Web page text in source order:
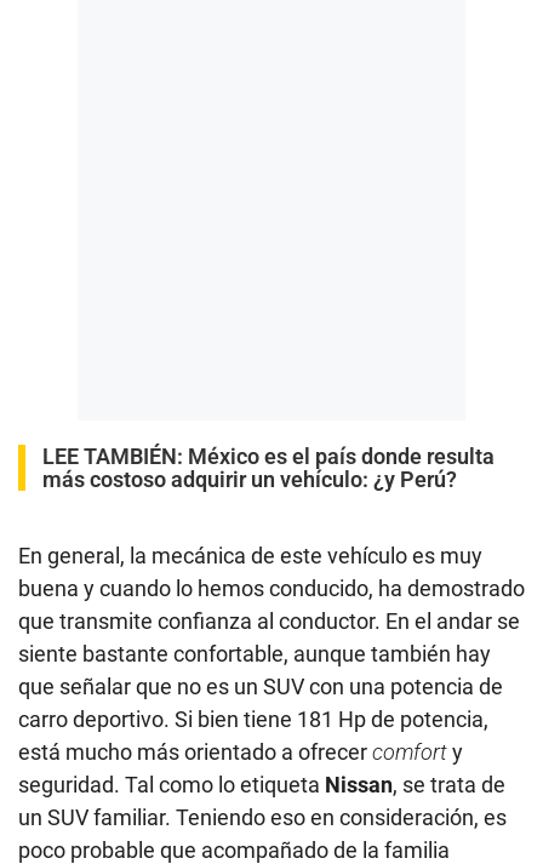
LEE TAMBIÉN: México es el país donde resulta
más costoso adquirir un vehículo: ¿y Perú?
En general, la mecánica de este vehículo es muy
buena y cuando lo hemos conducido, ha demostrado
que transmite confianza al conductor. En el andar se
siente bastante confortable, aunque también hay
que señalar que no es un SUV con una potencia de
carro deportivo. Si bien tiene 181 Hp de potencia,
está mucho más orientado a ofrecercomforty
seguridad. Tal como lo etiqueta Nissan, se trata de
un SUV familiar. Teniendo eso en consideración, es
poco probable que acompañado de la familia